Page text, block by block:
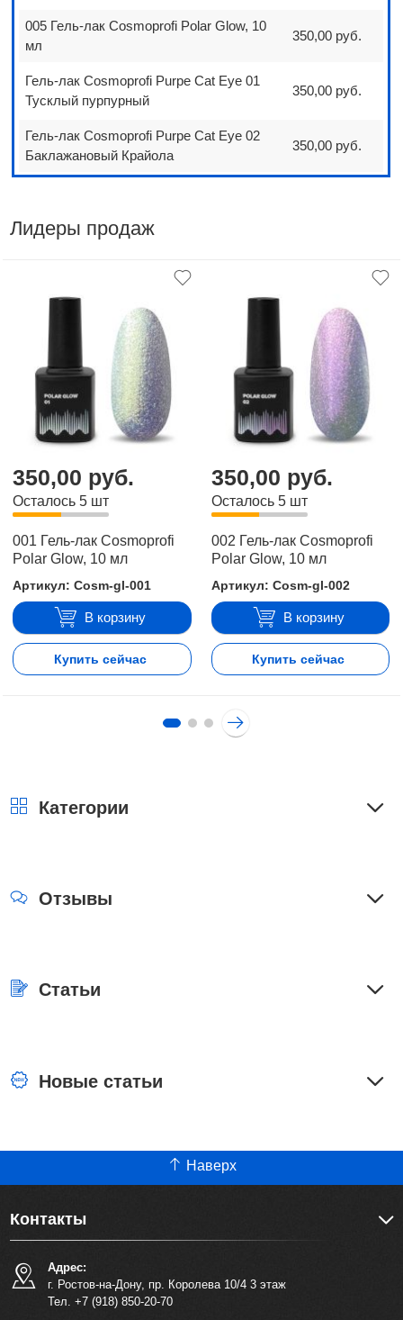
005 Гель-лак Cosmoprofi Polar Glow, 10
мл
350,00 руб.
Гель-лак Cosmoprofi Purpe Cat Eye 01
Тусклый пурпурный
350,00 руб.
Гель-лак Cosmoprofi Purpe Cat Eye 02
Баклажановый Крайола
350,00 руб.
Лидеры продаж
350,00 руб.
Осталось 5 шт
001 Гель-лак Cosmoprofi
Polar Glow, 10 мл
Артикул: Cosm-gl-001
В корзину
Купить сейчас
350,00 руб.
Осталось 5 шт
002 Гель-лак Cosmoprofi
Polar Glow, 10 мл
Артикул: Cosm-gl-002
В корзину
Купить сейчас
Категории
Отзывы
Статьи
Новые статьи
Наверх
Контакты
Адрес:
г. Ростов-на-Дону, пр. Королева 10/4 3 этаж
Тел. +7 (918) 850-20-70